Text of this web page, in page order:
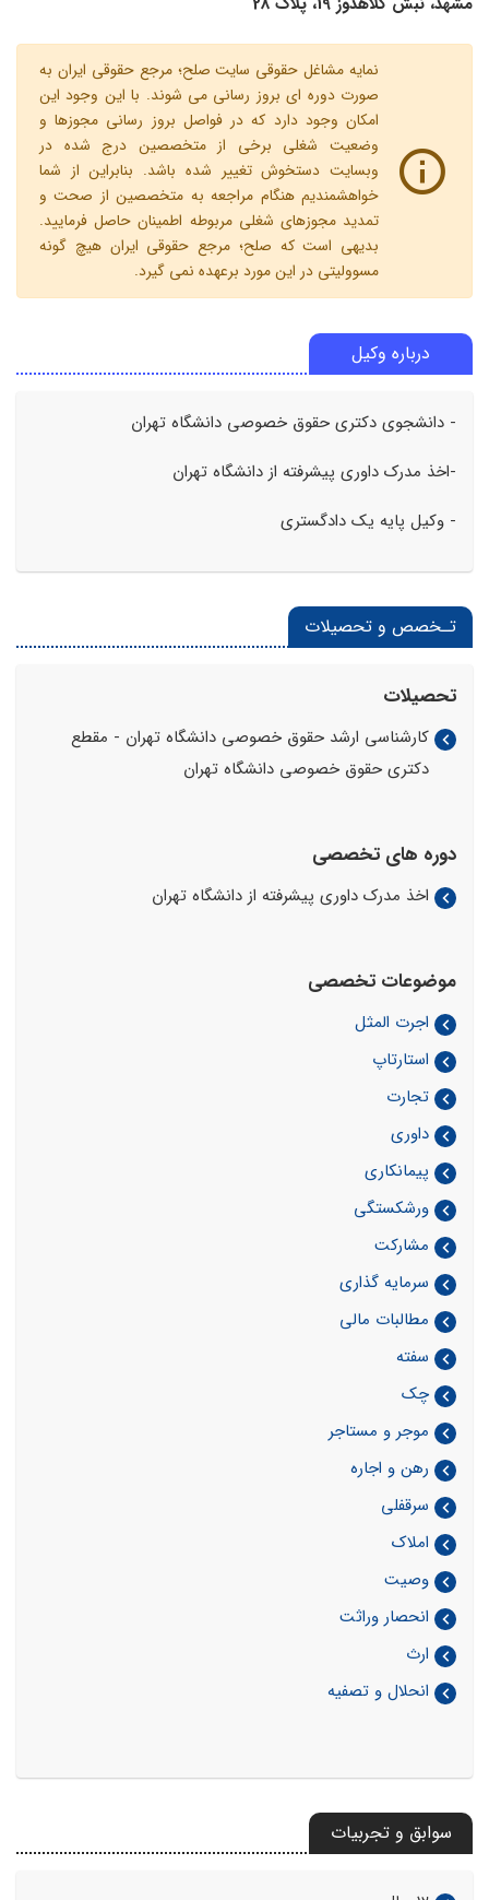
نمایه مشاغل حقوقی سایت صلح؛ مرجع حقوقی ایران به
صورت دوره ای بروز رسانی می شوند. با این وجود این
امکان وجود دارد که در فواصل بروز رسانی مجوزها و
وضعیت شغلی برخی از متخصصین درج شده در
وبسایت دستخوش تغییر شده باشد. بنابراین از شما
خواهشمندیم هنگام مراجعه به متخصصین از صحت و
تمدید مجوزهای شغلی مربوطه اطمینان حاصل فرمایید.
بدیهی است که صلح؛ مرجع حقوقی ایران هیچ گونه
مسوولیتی در این مورد برعهده نمی گیرد.
درباره وکیل
- دانشجوی دکتری حقوق خصوصی دانشگاه تهران
-اخذ مدرک داوری پیشرفته از دانشگاه تهران
- وکیل پایه یک دادگستری
تـخصص و تحصیلات
تحصیلات
کارشناسی ارشد حقوق خصوصی دانشگاه تهران - مقطع
دکتری حقوق خصوصی دانشگاه تهران
دوره های تخصصی
اخذ مدرک داوری پیشرفته از دانشگاه تهران
موضوعات تخصصی
اجرت المثل
استارتاپ
تجارت
داوری
پیمانکاری
ورشکستگی
مشارکت
سرمایه گذاری
مطالبات مالی
سفته
چک
موجر و مستاجر
رهن و اجاره
سرقفلی
املاک
وصیت
انحصار وراثت
ارث
انحلال و تصفیه
سوابق و تجربیات